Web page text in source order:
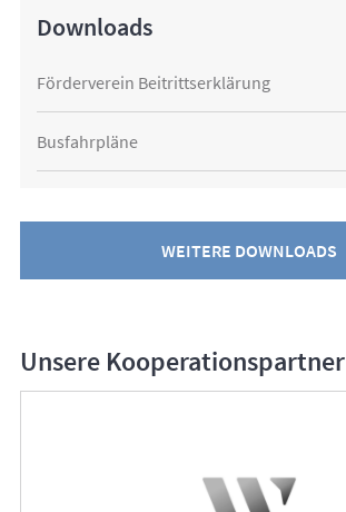
Downloads
Förderverein Beitrittserklärung
Busfahrpläne
WEITERE DOWNLOADS
Unsere Kooperationspartner